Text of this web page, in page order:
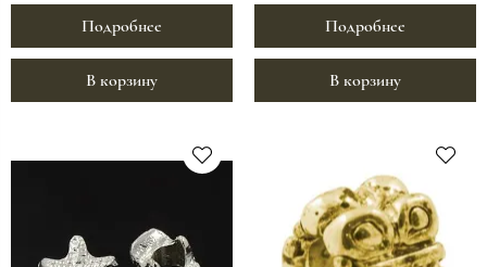
Подробнее
В корзину
Подробнее
В корзину